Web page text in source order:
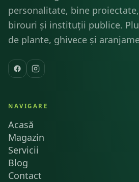
personalitate, bine
birouri și instituții publice.
de plante, ghivece și
NAVIGARE
Acasă
Magazin
Servicii
Blog
Contact